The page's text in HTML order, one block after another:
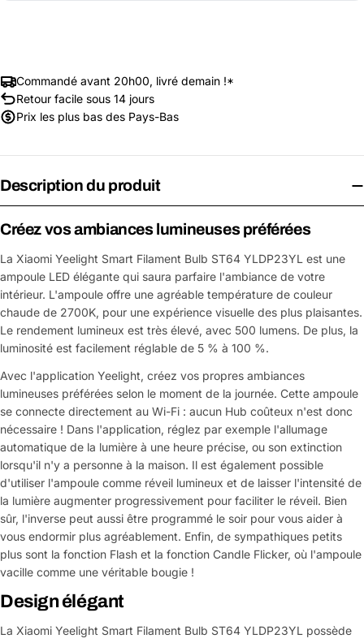
Commandé avant 20h00, livré demain !*
Retour facile sous 14 jours
Prix les plus bas des Pays-Bas
Description du produit
Créez vos ambiances lumineuses préférées
La Xiaomi Yeelight Smart Filament Bulb ST64 YLDP23YL est une
ampoule LED élégante qui saura parfaire l'ambiance de votre
intérieur. L'ampoule offre une agréable température de couleur
chaude de 2700K, pour une expérience visuelle des plus plaisantes.
Le rendement lumineux est très élevé, avec 500 lumens. De plus, la
luminosité est facilement réglable de 5 % à 100 %.
Avec l'application Yeelight, créez vos propres ambiances
lumineuses préférées selon le moment de la journée. Cette ampoule
se connecte directement au Wi-Fi : aucun Hub coûteux n'est donc
nécessaire ! Dans l'application, réglez par exemple l'allumage
automatique de la lumière à une heure précise, ou son extinction
lorsqu'il n'y a personne à la maison. Il est également possible
d'utiliser l'ampoule comme réveil lumineux et de laisser l'intensité de
la lumière augmenter progressivement pour faciliter le réveil. Bien
sûr, l'inverse peut aussi être programmé le soir pour vous aider à
vous endormir plus agréablement. Enfin, de sympathiques petits
plus sont la fonction Flash et la fonction Candle Flicker, où l'ampoule
vacille comme une véritable bougie !
Design élégant
La Xiaomi Yeelight Smart Filament Bulb ST64 YLDP23YL possède